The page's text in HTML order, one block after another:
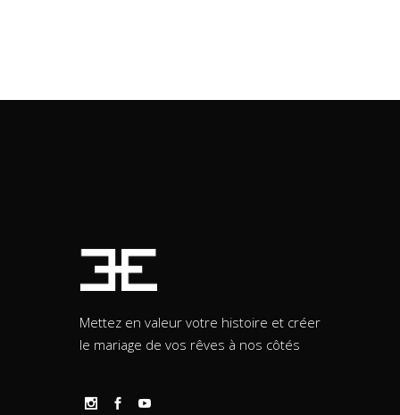
Mettez en valeur votre histoire et créer
le mariage de vos rêves à nos côtés